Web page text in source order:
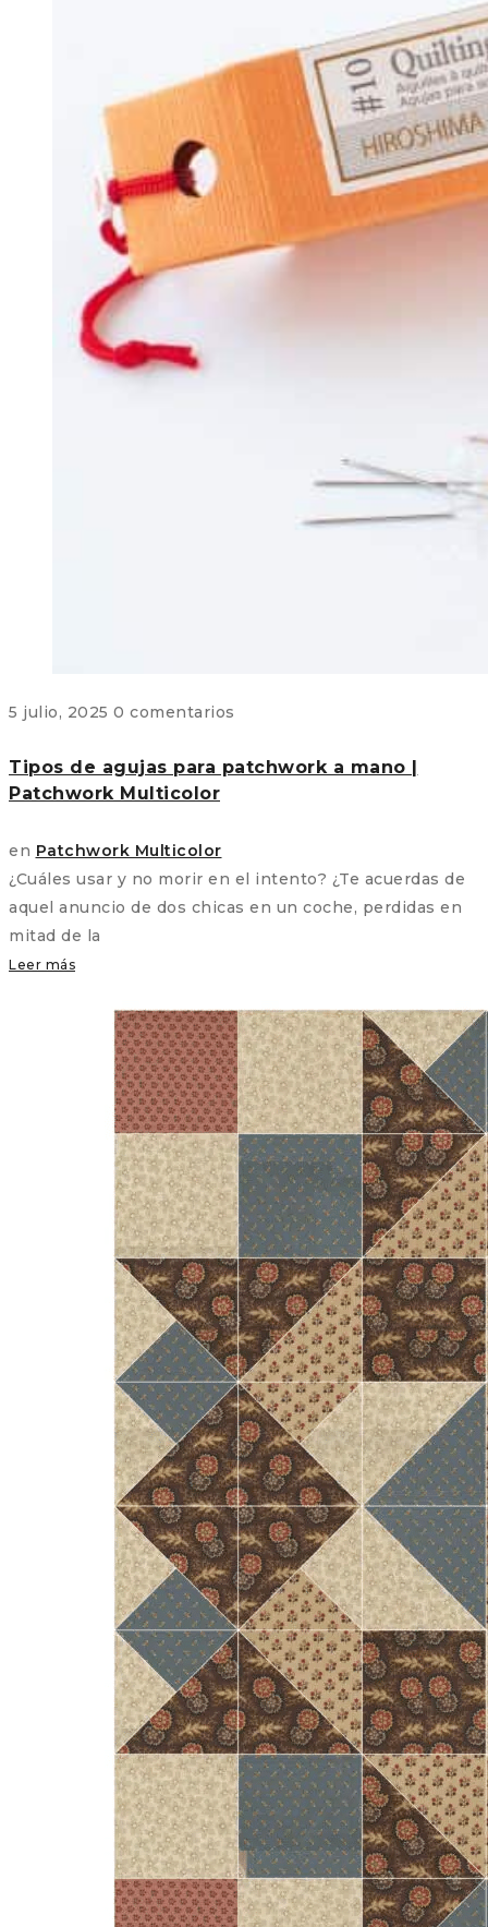
5 julio, 2025 0 comentarios
Tipos de agujas para patchwork a mano |
Patchwork Multicolor
en Patchwork Multicolor
¿Cuáles usar y no morir en el intento? ¿Te acuerdas de
aquel anuncio de dos chicas en un coche, perdidas en
mitad de la
Leer más